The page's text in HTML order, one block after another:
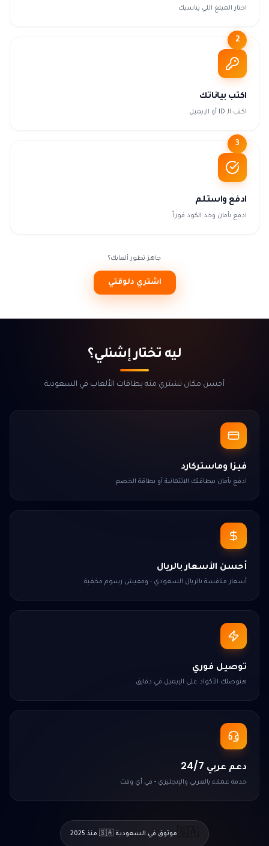
اختار المبلغ اللي يناسبك
2
اكتب بياناتك
اكتب الـ ID أو الإيميل
3
ادفع واستلم
ادفع بأمان وخد الكود فوراً
جاهز تطور ألعابك؟
اشتري دلوقتي
ليه تختار إشنلي؟
أحسن مكان تشتري منه بطاقات الألعاب في السعودية
فيزا وماستركارد
ادفع بأمان ببطاقتك الائتمانية أو بطاقة الخصم
أحسن الأسعار بالريال
أسعار منافسة بالريال السعودي - ومفيش رسوم مخفية
توصيل فوري
هتوصلك الأكواد على الإيميل في دقايق
دعم عربي 24/7
خدمة عملاء بالعربي والإنجليزي - في أي وقت
🇸🇦موثوق في السعودية 🇸🇦 منذ 2025